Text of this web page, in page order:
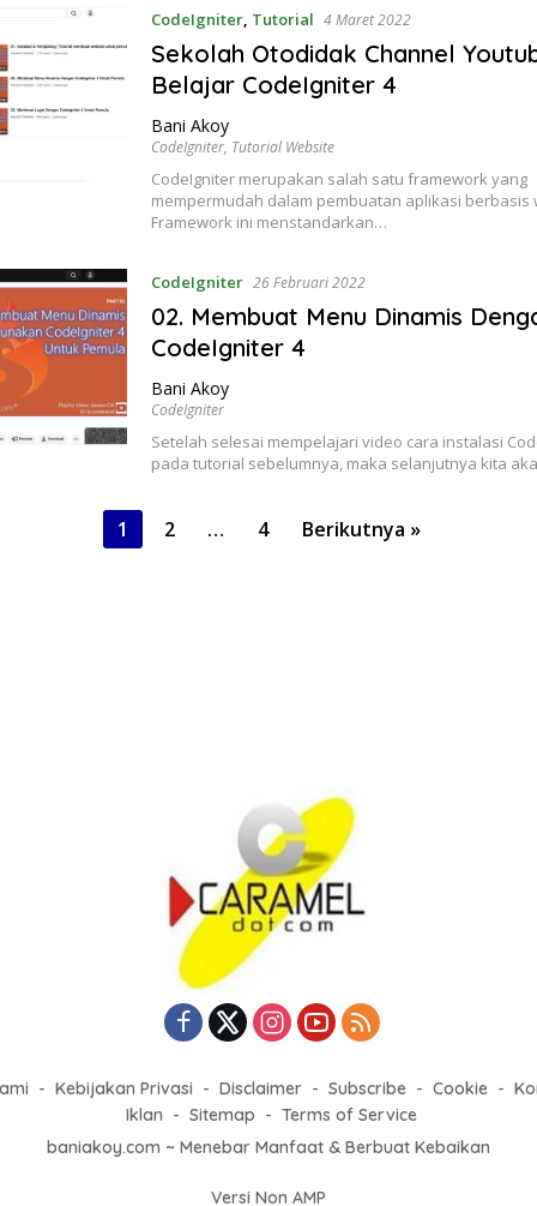
CodeIgniter, Tutorial 4 Maret 2022
Sekolah Otodidak Channel
Belajar CodeIgniter 4
Bani Akoy
CodeIgniter, Tutorial Website
CodeIgniter merupakan salah satu framework yang
mempermudah dalam pembuatan aplikasi berbasis
Framework ini menstandarkan…
CodeIgniter 26 Februari 2022
02. Membuat Menu Dinamis
CodeIgniter 4
Bani Akoy
CodeIgniter
Setelah selesai mempelajari video cara instalasi
pada tutorial sebelumnya, maka selanjutnya kita
1 2 … 4 Berikutnya »
Kebijakan Privasi Disclaimer Subscribe Cookie
Iklan
Sitemap
Terms of Service
baniakoy.com ~ Menebar Manfaat & Berbuat Kebaikan
Versi Non AMP